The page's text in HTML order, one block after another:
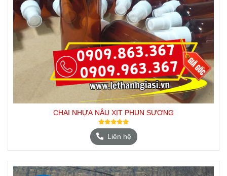
CHAI NHỰA NÂU XỊT PHUN SƯƠNG
Liên hệ